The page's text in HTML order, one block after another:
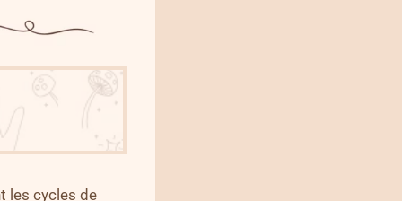
les cycles de